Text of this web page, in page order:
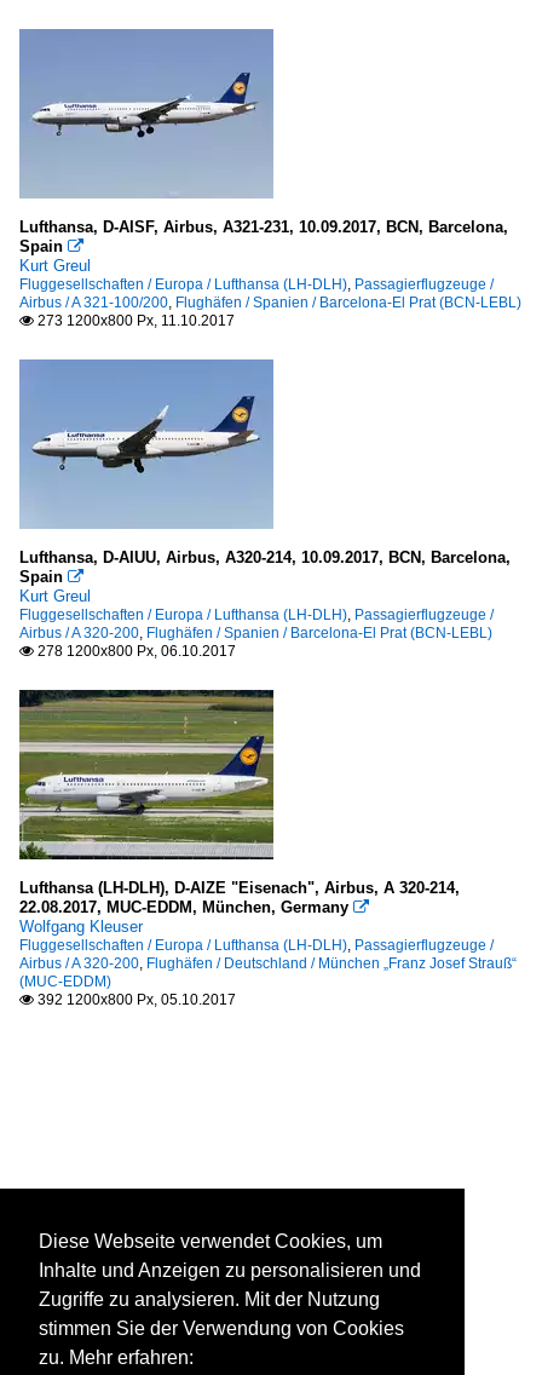
Lufthansa, D-AISF, Airbus, A321-231, 10.09.2017, BCN, Barcelona,
Spain 
Kurt Greul
Fluggesellschaften / Europa / Lufthansa (LH-DLH), Passagierflugzeuge /
Airbus / A 321-100/200, Flughäfen / Spanien / Barcelona-El Prat (BCN-LEBL)
 273 1200x800 Px, 11.10.2017
Lufthansa, D-AIUU, Airbus, A320-214, 10.09.2017, BCN, Barcelona,
Spain 
Kurt Greul
Fluggesellschaften / Europa / Lufthansa (LH-DLH), Passagierflugzeuge /
Airbus / A 320-200, Flughäfen / Spanien / Barcelona-El Prat (BCN-LEBL)
 278 1200x800 Px, 06.10.2017
Lufthansa (LH-DLH), D-AIZE "Eisenach", Airbus, A 320-214,
22.08.2017, MUC-EDDM, München, Germany 
Wolfgang Kleuser
Fluggesellschaften / Europa / Lufthansa (LH-DLH), Passagierflugzeuge /
Airbus / A 320-200, Flughäfen / Deutschland / München „Franz Josef Strauß“
(MUC-EDDM)
 392 1200x800 Px, 05.10.2017
Diese Webseite verwendet Cookies, um
Inhalte und Anzeigen zu personalisieren und
Zugriffe zu analysieren. Mit der Nutzung
stimmen Sie der Verwendung von Cookies
zu. Mehr erfahren: